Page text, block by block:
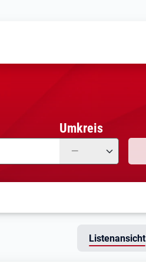
Umkreis
—
Listenansicht